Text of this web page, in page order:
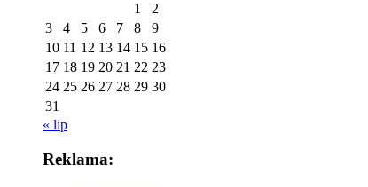
1
2
3
4 5 6 7 8
9
10 11 12 13 14 15 16
17 18 19 20 21 22 23
24 25 26 27 28 29 30
31
« lip
Reklama: